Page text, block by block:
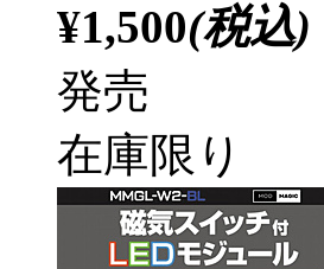
¥1,500(税込)
発売
在庫限り